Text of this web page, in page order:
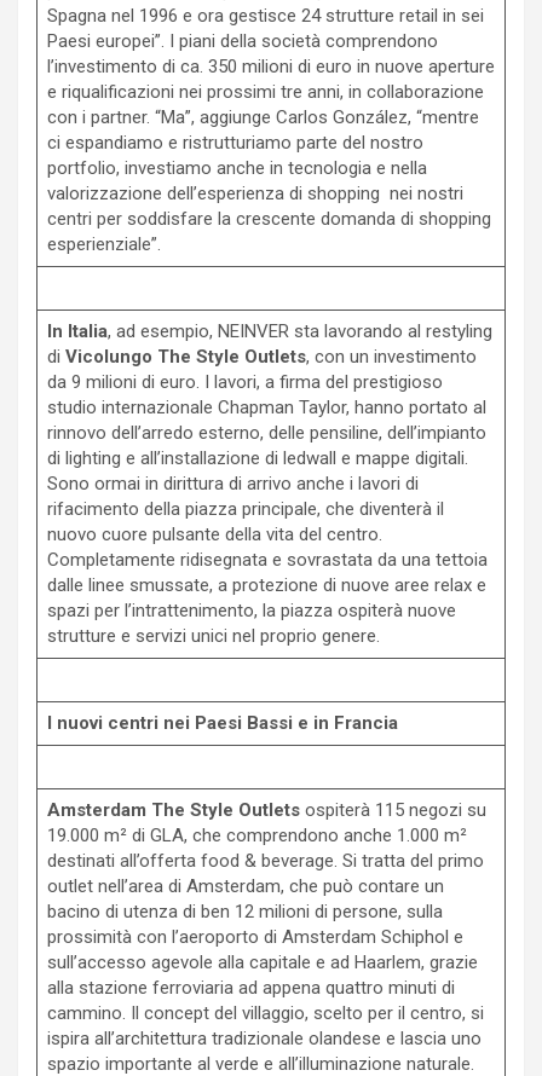
Spagna nel 1996 e ora gestisce 24 strutture retail in sei
Paesi europei”. I piani della società comprendono
l’investimento di ca. 350 milioni di euro in nuove aperture
e riqualificazioni nei prossimi tre anni, in collaborazione
con i partner. “Ma”, aggiunge Carlos González, “mentre
ci espandiamo e ristrutturiamo parte del nostro
portfolio, investiamo anche in tecnologia e nella
valorizzazione dell’esperienza di shopping nei nostri
centri per soddisfare la crescente domanda di shopping
esperienziale”.
In Italia, ad esempio, NEINVER sta lavorando al restyling
di Vicolungo The Style Outlets, con un investimento
da 9 milioni di euro. I lavori, a firma del prestigioso
studio internazionale Chapman Taylor, hanno portato al
rinnovo dell’arredo esterno, delle pensiline, dell’impianto
di lighting e all’installazione di ledwall e mappe digitali.
Sono ormai in dirittura di arrivo anche i lavori di
rifacimento della piazza principale, che diventerà il
nuovo cuore pulsante della vita del centro.
Completamente ridisegnata e sovrastata da una tettoia
dalle linee smussate, a protezione di nuove aree relax e
spazi per l’intrattenimento, la piazza ospiterà nuove
strutture e servizi unici nel proprio genere.
I nuovi centri nei Paesi Bassi e in Francia
Amsterdam The Style Outletsospiterà 115 negozi su
19.000 m² di GLA, che comprendono anche 1.000 m²
destinati all’offerta food & beverage. Si tratta del primo
outlet nell’area di Amsterdam, che può contare un
bacino di utenza di ben 12 milioni di persone, sulla
prossimità con l’aeroporto di Amsterdam Schiphol e
sull’accesso agevole alla capitale e ad Haarlem, grazie
alla stazione ferroviaria ad appena quattro minuti di
cammino. Il concept del villaggio, scelto per il centro, si
ispira all’architettura tradizionale olandese e lascia uno
spazio importante al verde e all’illuminazione naturale.